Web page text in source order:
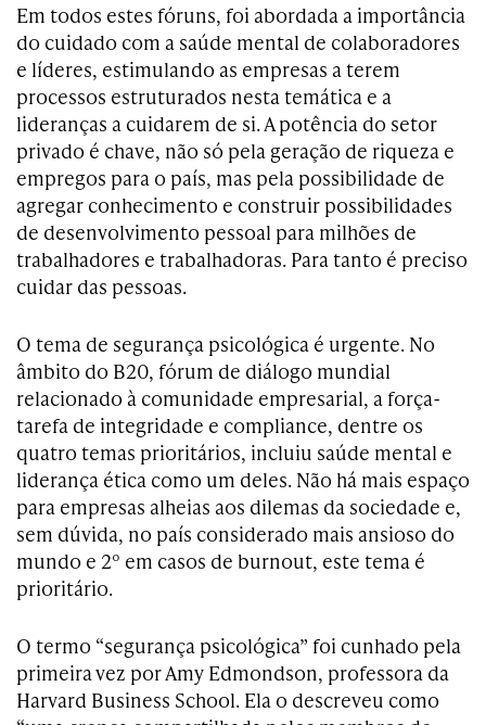
Em todos estes fóruns, foi abordada a importância
do cuidado com a saúde mental de colaboradores
e líderes, estimulando as empresas a terem
processos estruturados nesta temática e a
lideranças a cuidarem de si. A potência do setor
privado é chave, não só pela geração de riqueza e
empregos para o país, mas pela possibilidade de
agregar conhecimento e construir possibilidades
de desenvolvimento pessoal para milhões de
trabalhadores e trabalhadoras. Para tanto é preciso
cuidar das pessoas.
O tema de segurança psicológica é urgente. No
âmbito do B20, fórum de diálogo mundial
relacionado à comunidade empresarial, a força-
tarefa de integridade e compliance, dentre os
quatro temas prioritários, incluiu saúde mental e
liderança ética como um deles. Não há mais espaço
para empresas alheias aos dilemas da sociedade e,
sem dúvida, no país considerado mais ansioso do
mundo e 2º em casos de burnout, este tema é
prioritário.
O termo “segurança psicológica” foi cunhado pela
primeira vez por Amy Edmondson, professora da
Harvard Business School. Ela o descreveu como